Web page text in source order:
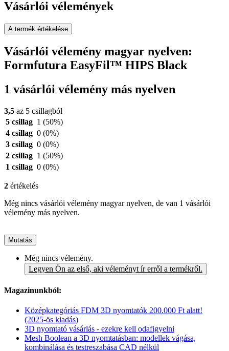
Vásárlói vélemények
A termék értékelése
Vásárlói vélemény magyar nyelven:
Formfutura EasyFil™ HIPS Black
1 vásárlói vélemény más nyelven
3,5 az 5 csillagból
5 csillag 1 (50%)
4 csillag 0 (0%)
3 csillag 0 (0%)
2 csillag 1 (50%)
1 csillag 0 (0%)
2 értékelés
Még nincs vásárlói vélemény magyar nyelven, de van 1 vásárlói
vélemény más nyelven.
Mutatás
Még nincs vélemény.
Legyen Ön az első, aki véleményt ír erről a termékről.
Magazinunkból:
Középkategóriás FDM 3D nyomtatók 200.000 Ft alatt!
(2025-ös kiadás)
3D nyomtató vásárlás - ezekre kell odafigyelni
Mesh Boolean a 3D nyomtatásban: modellek vágása,
kombinálása és testreszabása CAD nélkül